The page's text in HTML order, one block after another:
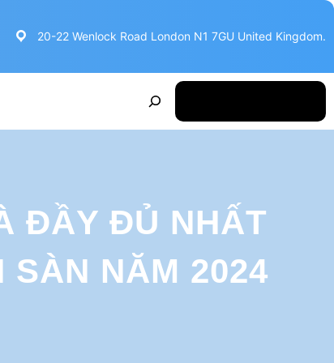
20-22 Wenlock Road London N1 7GU United Kingdom.
h
ĐẦY ĐỦ NHẤT
SÀN NĂM 2024